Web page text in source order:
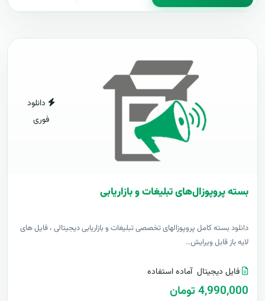
دانلود
فوری
بسته پروپوزال‌های تبلیغات و بازاریابی
دانلود بسته کامل پروپوزالهای تخصصی تبلیغات و بازاریابی دیجیتالی ، فایل های
لایه باز قابل ویرایش..
فایل دیجیتال آماده استفاده
4,990,000 تومان